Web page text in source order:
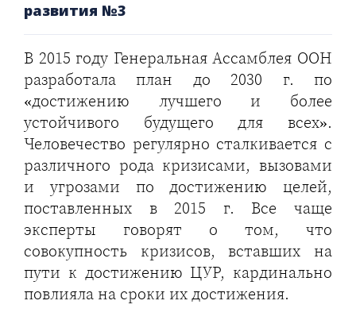
развития №3
В 2015 году Генеральная Ассамблея ООН
разработала план до 2030 г. по
«достижению лучшего и более
устойчивого будущего для всех».
Человечество регулярно сталкивается с
различного рода кризисами, вызовами
и угрозами по достижению целей,
поставленных в 2015 г. Все чаще
эксперты говорят о том, что
совокупность кризисов, вставших на
пути к достижению ЦУР, кардинально
повлияла на сроки их достижения.